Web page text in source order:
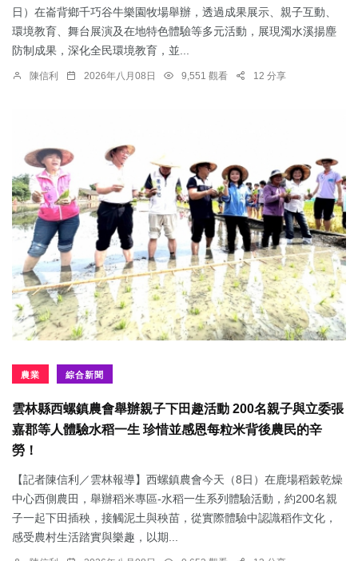
日）在崙背鄉千巧谷牛樂園牧場舉辦，透過成果展示、親子互動、
環境教育、舞台展演及在地特色體驗等多元活動，展現濁水溪揚塵
防制成果，深化全民環境教育，並...
陳信利 2026年八月08日 9,551 觀看 12 分享
農業 綜合新聞
雲林縣西螺鎮農會舉辦親子下田趣活動 200名親子與立委張
嘉郡等人體驗水稻一生 珍惜並感恩每粒米背後農民的辛
勞！
【記者陳信利／雲林報導】西螺鎮農會今天（8日）在鹿場稻榖乾燥
中心西側農田，舉辦稻米專區-水稻一生系列體驗活動，約200名親
子一起下田插秧，接觸泥土與秧苗，從實際體驗中認識稻作文化，
感受農村生活踏實與樂趣，以期...